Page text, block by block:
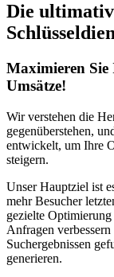
Die
Maximieren
Umsätze!
Wir verstehen die
gegenüberstehen,
entwickelt, um Ihre
steigern.
Unser Hauptziel ist
mehr Besucher
gezielte
Anfragen
Suchergebnissen
generieren.